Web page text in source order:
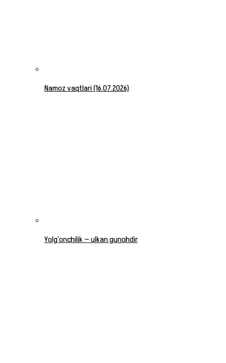
Namoz vaqtlari (16.07.2026)
Yolg‘onchilik — ulkan gunohdir